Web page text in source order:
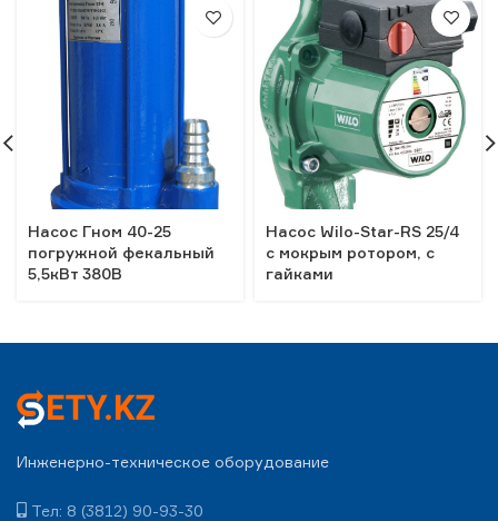
Насос Гном 40-25
погружной фекальный
5,5кВт 380В
Насос Wilo-Star-RS 25/4
с мокрым ротором, с
гайками
Инженерно-техническое оборудование
Тел: 8 (3812) 90-93-30